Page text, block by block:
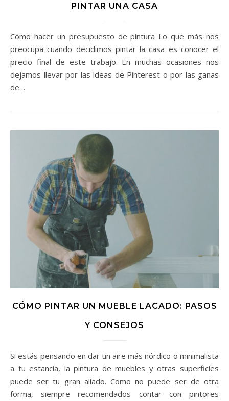
PINTAR UNA CASA
Cómo hacer un presupuesto de pintura Lo que más nos
preocupa cuando decidimos pintar la casa es conocer el
precio final de este trabajo. En muchas ocasiones nos
dejamos llevar por las ideas de Pinterest o por las ganas
de…
CÓMO PINTAR UN MUEBLE LACADO: PASOS
Y CONSEJOS
Si estás pensando en dar un aire más nórdico o minimalista
a tu estancia, la pintura de muebles y otras superficies
puede ser tu gran aliado. Como no puede ser de otra
forma, siempre recomendados contar con pintores